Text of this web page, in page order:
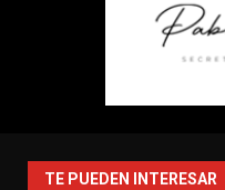
TE PUEDEN INTERESAR